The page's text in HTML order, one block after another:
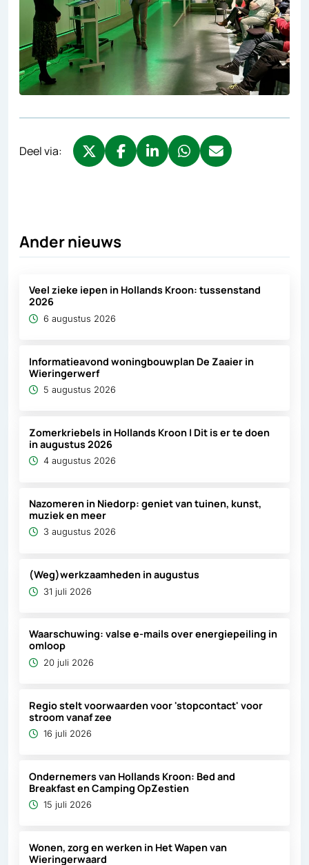
Deel via:
Ander nieuws
Veel zieke iepen in Hollands Kroon: tussenstand
2026
6 augustus 2026
Informatieavond woningbouwplan De Zaaier in
Wieringerwerf
5 augustus 2026
Zomerkriebels in Hollands Kroon | Dit is er te doen
in augustus 2026
4 augustus 2026
Nazomeren in Niedorp: geniet van tuinen, kunst,
muziek en meer
3 augustus 2026
(Weg)werkzaamheden in augustus
31 juli 2026
Waarschuwing: valse e-mails over energiepeiling in
omloop
20 juli 2026
Regio stelt voorwaarden voor 'stopcontact' voor
stroom vanaf zee
16 juli 2026
Ondernemers van Hollands Kroon: Bed and
Breakfast en Camping OpZestien
15 juli 2026
Wonen, zorg en werken in Het Wapen van
Wieringerwaard